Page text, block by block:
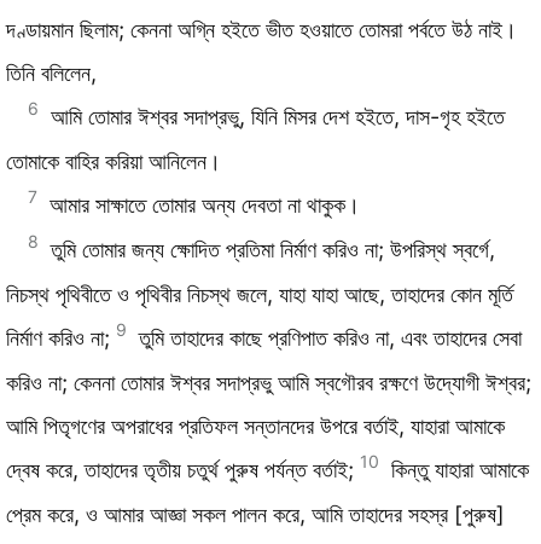
দণ্ডায়মান ছিলাম; কেননা অগ্নি হইতে ভীত হওয়াতে তোমরা পর্বতে উঠ নাই।
তিনি বলিলেন,
6
আমি তোমার ঈশ্বর সদাপ্রভু, যিনি মিসর দেশ হইতে, দাস-গৃহ হইতে
তোমাকে বাহির করিয়া আনিলেন।
7 আমার সাক্ষাতে তোমার অন্য দেবতা না থাকুক।
8 তুমি তোমার জন্য ক্ষোদিত প্রতিমা নির্মাণ করিও না; উপরিস্থ স্বর্গে,
নিচস্থ পৃথিবীতে ও পৃথিবীর নিচস্থ জলে, যাহা যাহা আছে, তাহাদের কোন মূর্তি
নির্মাণ করিও না; 9 তুমি তাহাদের কাছে প্রণিপাত করিও না, এবং তাহাদের সেবা
করিও না; কেননা তোমার ঈশ্বর সদাপ্রভু আমি স্বগৌরব রক্ষণে উদ্যোগী ঈশ্বর;
আমি পিতৃগণের অপরাধের প্রতিফল সন্তানদের উপরে বর্তাই, যাহারা আমাকে
দ্বেষ করে, তাহাদের তৃতীয় চতুর্থ পুরুষ পর্যন্ত বর্তাই; 10
কিন্তু যাহারা আমাকে
প্রেম করে, ও আমার আজ্ঞা সকল পালন করে, আমি তাহাদের সহস্র [পুরুষ]